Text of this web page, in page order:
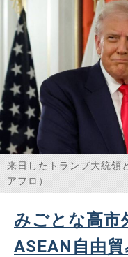
来日したトランプ大統領
アフロ）
みごとな高
ASEAN自由貿